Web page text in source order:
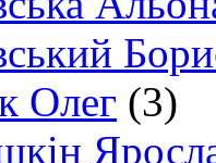
Олег (3)